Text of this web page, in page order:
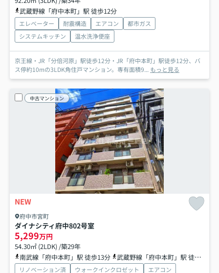
武蔵野線「府中本町」駅 徒歩12分
エレベーター 耐震構造 エアコン
都市ガス
システムキッチン
温水洗浄便座
京王線・JR「分倍河原」駅徒歩12分・JR「府中本町」駅徒歩12分、バ
ス停約10mの3LDK角住戸マンション。専有面積9... もっと見る
中古マンション
NEW
府中市宮町
ダイナシティ府中802号室
5,299万円
54.30㎡ (2LDK) /築29年
南武線「府中本町」駅 徒歩13分
武蔵野線「府中本町」駅 徒歩13分
リノベーション済 ウォークインクロゼット エアコン